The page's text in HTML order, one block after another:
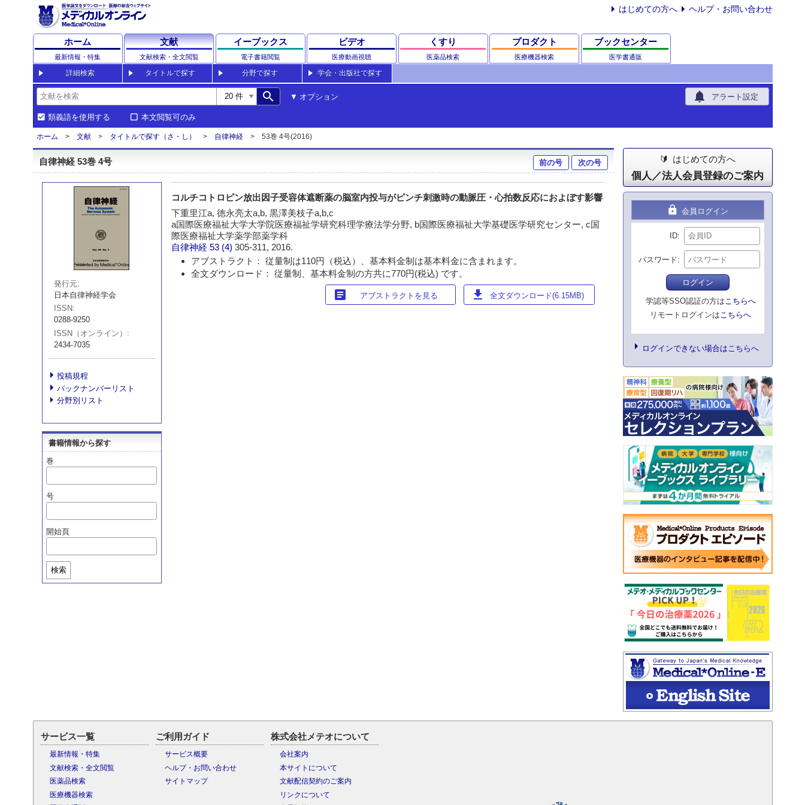
はじめての方へ ヘルプ・お問い合わせ
ホーム
最新情報・特集
文献
文献検索・全文閲覧
イーブックス
電子書籍閲覧
ビデオ
医療動画視聴
くすり
医薬品検索
プロダクト
医療機器検索
ブックセンター
医学書通販
詳細検索 タイトルで探す 分野で探す 学会・出版社で探す
search オプション notifications アラート設定
類義語を使用する 本文閲覧可のみ
ホーム 文献 タイトルで探す（さ・し） 自律神経 53巻 4号(2016)
自律神経 53巻 4号 前の号 次の号
発行元
日本自律神経学会
ISSN
0288-9250
ISSN（オンライン）
2434-7035
投稿規程
バックナンバーリスト
分野別リスト
書籍情報から探す
巻
号
開始頁
検索
コルチコトロピン放出因子受容体遮断薬の脳室内投与がピンチ刺激時の動脈圧・心拍数反応におよぼす影響
下重里江a, 徳永亮太a,b, 黒澤美枝子a,b,c
a国際医療福祉大学大学院医療福祉学研究科理学療法学分野, b国際医療福祉大学基礎医学研究センター, c国
際医療福祉大学薬学部薬学科
自律神経 53 (4)305-311, 2016.
アブストラクト： 従量制は110円（税込）、基本料金制は基本料金に含まれます。
全文ダウンロード： 従量制、基本料金制の方共に770円(税込) です。
article アブストラクトを見る download 全文ダウンロード(6.15MB)
はじめての方へ
個人／法人会員登録のご案内
lock 会員ログイン
ID
パスワード
ログイン
学認等SSO認証の方はこちらへ
リモートログインはこちらへ
ログインできない場合はこちらへ
サービス一覧
最新情報・特集
文献検索・全文閲覧
医薬品検索
医療機器検索
ご利用ガイド
サービス概要
ヘルプ・お問い合わせ
サイトマップ
株式会社メテオについて
会社案内
本サイトについて
文献配信契約のご案内
リンクについて